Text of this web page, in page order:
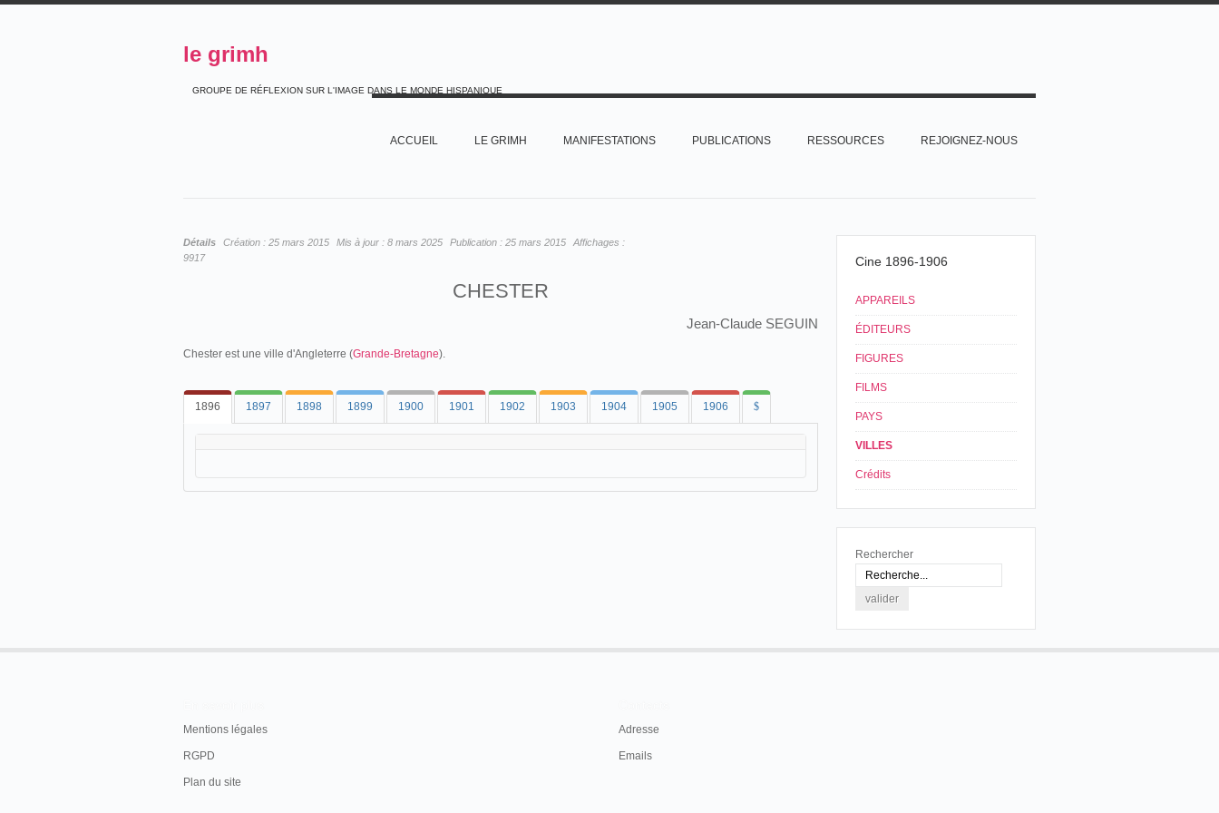
le grimh
GROUPE DE RÉFLEXION SUR L'IMAGE DANS LE MONDE HISPANIQUE
ACCUEIL LE GRIMH MANIFESTATIONS PUBLICATIONS RESSOURCES REJOIGNEZ-NOUS
Détails Création : 25 mars 2015 Mis à jour : 8 mars 2025 Publication : 25 mars 2015
Affichages :
9917
CHESTER
Jean-Claude SEGUIN
Chester est une ville d'Angleterre (Grande-Bretagne).
1896 1897 1898 1899 1900 1901 1902 1903 1904 1905 1906 $
Cine 1896-1906
APPAREILS
ÉDITEURS
FIGURES
FILMS
PAYS
VILLES
Crédits
Rechercher
Mentions légales
RGPD
Plan du site
Adresse
Emails